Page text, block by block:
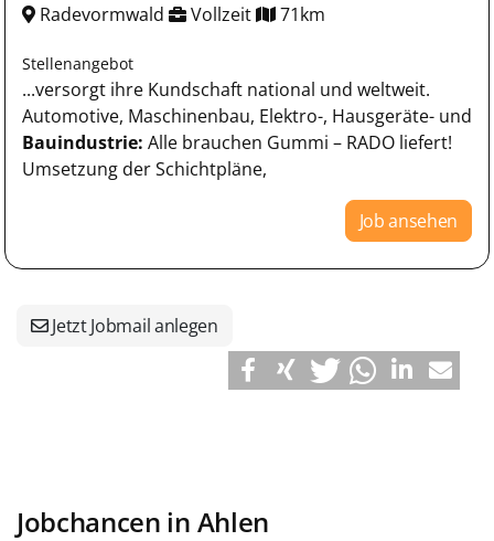
Radevormwald Vollzeit 71km
Stellenangebot
...versorgt ihre Kundschaft national und weltweit.
Automotive, Maschinenbau, Elektro-, Hausgeräte- und
Bauindustrie: Alle brauchen Gummi – RADO liefert!
Umsetzung der Schichtpläne,
Job ansehen
Jetzt Jobmail anlegen
Jobchancen in Ahlen